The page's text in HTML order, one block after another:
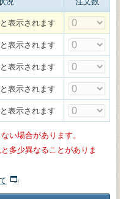
表示されます
表示されます
表示されます
表示されます
表示されます
い場合があります。
多少異なることがありま